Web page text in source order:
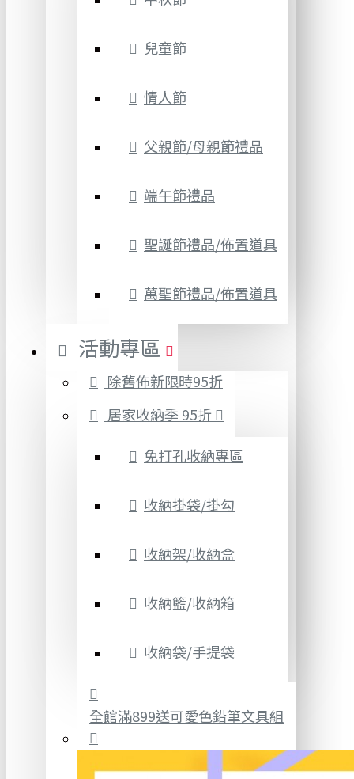
兒童節
情人節
父親節/母親節禮品
端午節禮品
聖誕節禮品/佈置道具
萬聖節禮品/佈置道具
活動專區
除舊佈新限時95折
居家收納季 95折
免打孔收納專區
收納掛袋/掛勾
收納架/收納盒
收納籃/收納箱
收納袋/手提袋
全館滿899送可愛色鉛筆文具組